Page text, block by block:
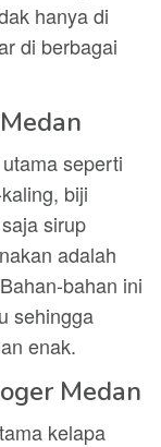
hanya di
di berbagai
seperti
biji
sirup
adalah
bahan ini
sehingga
enak.
Medan
kelapa